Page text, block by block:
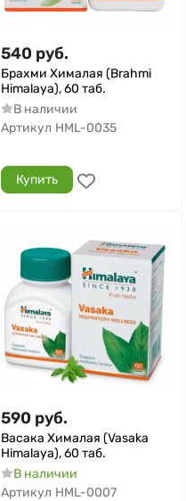
540 руб.
Брахми Хималая (Brahmi
Himalaya), 60 таб.
В наличии
Артикул HML-0035
Купить
590 руб.
Васака Хималая (Vasaka
Himalaya), 60 таб.
В наличии
Артикул HML-0007